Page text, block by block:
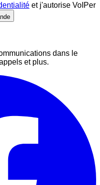
et j'autorise VoIPer
dans le
et plus.